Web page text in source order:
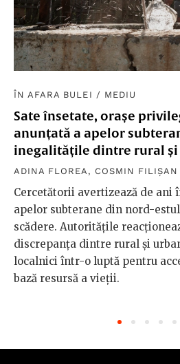
ÎN AFARA BULEI / MEDIU
Sate însetate, orașe
anunțată a apelor
inegalitățile dintre rural și
ADINA FLOREA , COSMIN FILIȘAN
Cercetătorii avertizează de ani
apelor subterane din nord-
scădere. Autoritățile
discrepanța dintre rural și
localnici într-o luptă pentru
bază resursă a vieții.